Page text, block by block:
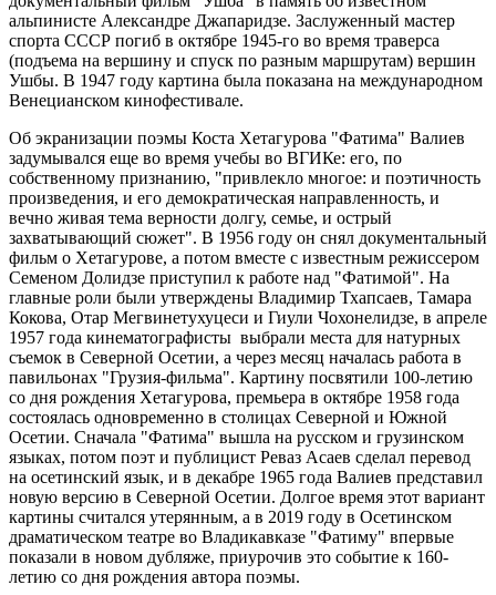
альпинисте Александре Джапаридзе. Заслуженный мастер
спорта СССР погиб в октябре 1945-го во время траверса
(подъема на вершину и спуск по разным маршрутам) вершин
Ушбы. В 1947 году картина была показана на международном
Венецианском кинофестивале.
Об экранизации поэмы Коста Хетагурова "Фатима" Валиев
задумывался еще во время учебы во ВГИКе: его, по
собственному признанию, "привлекло многое: и поэтичность
произведения, и его демократическая направленность, и
вечно живая тема верности долгу, семье, и острый
захватывающий сюжет". В 1956 году он снял документальный
фильм о Хетагурове, а потом вместе с известным режиссером
Семеном Долидзе приступил к работе над "Фатимой". На
главные роли были утверждены Владимир Тхапсаев, Тамара
Кокова, Отар Мегвинетухуцеси и Гиули Чохонелидзе, в апреле
1957 года кинематографисты выбрали места для натурных
съемок в Северной Осетии, а через месяц началась работа в
павильонах "Грузия-фильма". Картину посвятили 100-летию
со дня рождения Хетагурова, премьера в октябре 1958 года
состоялась одновременно в столицах Северной и Южной
Осетии. Сначала "Фатима" вышла на русском и грузинском
языках, потом поэт и публицист Реваз Асаев сделал перевод
на осетинский язык, и в декабре 1965 года Валиев представил
новую версию в Северной Осетии. Долгое время этот вариант
картины считался утерянным, а в 2019 году в Осетинском
драматическом театре во Владикавказе "Фатиму" впервые
показали в новом дубляже, приурочив это событие к 160-
летию со дня рождения автора поэмы.